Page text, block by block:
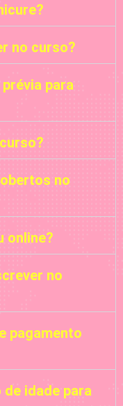
no curso?
para
no
online?
no
pagamento
idade para